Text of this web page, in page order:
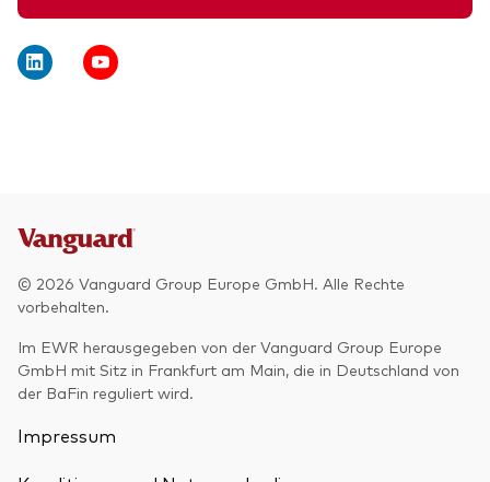
© 2026 Vanguard Group Europe GmbH. Alle Rechte
vorbehalten.
Im EWR herausgegeben von der Vanguard Group Europe
GmbH mit Sitz in Frankfurt am Main, die in Deutschland von
der BaFin reguliert wird.
Impressum